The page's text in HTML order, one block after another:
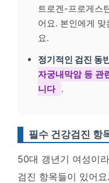
트로겐-프로게스
어요. 본인에게
요.
정기적인 검진 동
자궁내막암 등 관
니다 .
필수 건강검진 항
50대 갱년기 여성이
검진 항목들이 있어